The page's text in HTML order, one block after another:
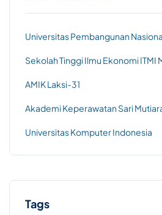
Universitas Pembangunan
Sekolah Tinggi Ilmu Ekonomi ITMI
AMIK Laksi-31
Akademi Keperawatan Sari
Universitas Komputer Indonesia
Tags